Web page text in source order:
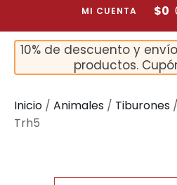
MI CUENTA $0
10% de descuento y
productos.
Inicio / Animales / Tiburones
Trh5